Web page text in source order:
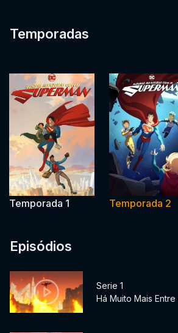
Temporadas
Temporada 1 Temporada 2
Episódios
Serie 1
Há Muito Mais